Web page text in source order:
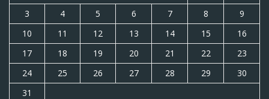
3
4 5 6 7 8
9
10
11 12 13 14 15
16
17
18 19 20 21 22
23
24
25 26 27 28 29
30
31